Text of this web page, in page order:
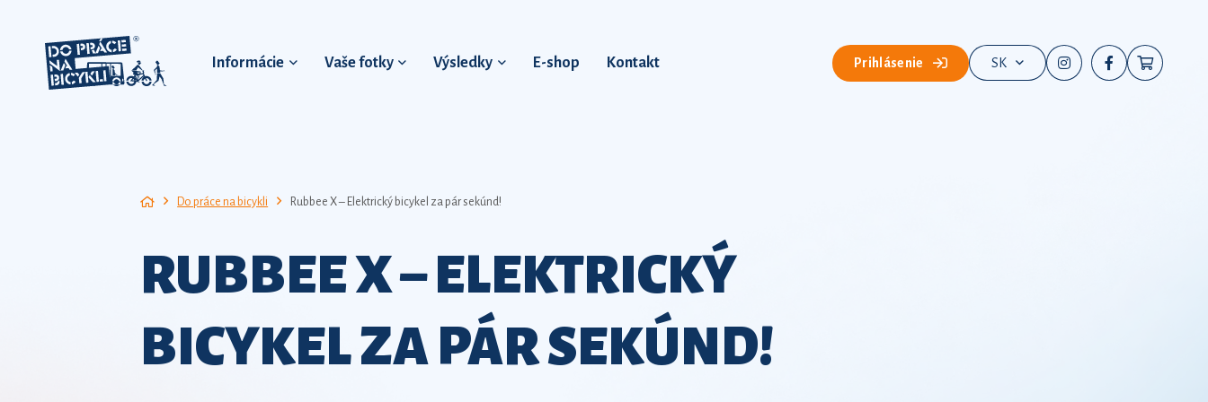
Informácie Vaše fotky Výsledky E-shop Kontakt Prihlásenie SK
Do práce na bicykli Rubbee X – Elektrický bicykel za pár sekúnd!
RUBBEE X – ELEKTRICKÝ
BICYKEL ZA PÁR SEKÚND!